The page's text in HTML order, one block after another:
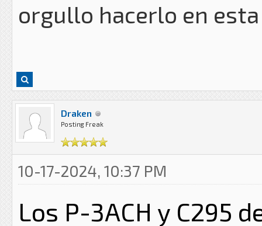
orgullo hacerlo en
Draken
Posting Freak
10-17-2024, 10:37 PM
Los P-3ACH y C295